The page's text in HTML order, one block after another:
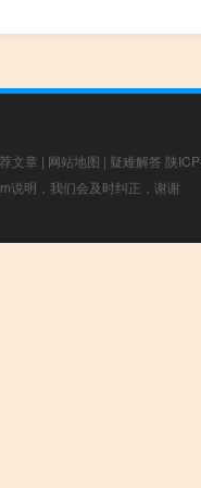
文章 | 网站地图 | 疑难解答 陕
说明，我们会及时纠正，谢谢